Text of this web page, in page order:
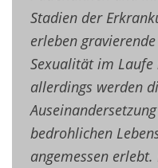
Stadien der
erleben
Sexualität im
allerdings werden
bedrohlichen
angemessen